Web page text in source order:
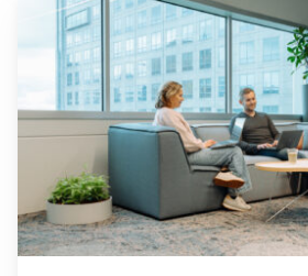
Ga naar “Waarom pensioen een